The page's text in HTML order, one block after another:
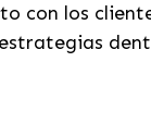
con los